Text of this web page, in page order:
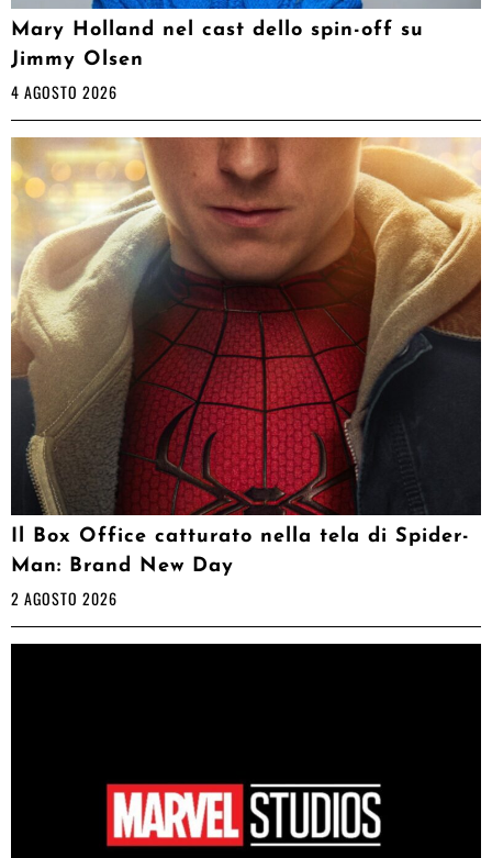
Mary Holland nel cast dello spin-off su
Jimmy Olsen
4 AGOSTO 2026
Il Box Office catturato nella tela di Spider-
Man: Brand New Day
2 AGOSTO 2026